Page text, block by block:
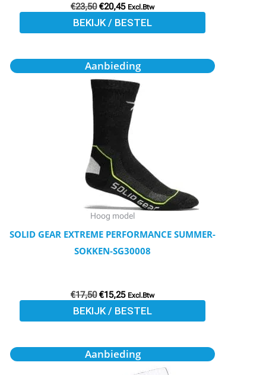
€23,50 €20,45 Excl.Btw
BEKIJK / BESTEL
Aanbieding
Hoog model
SOLID GEAR EXTREME PERFORMANCE SUMMER-
SOKKEN-SG30008
€17,50
Oorspronkelijke
prijs
was:
€17,50.
€15,25
Huidige
prijs
is:
€15,25.
Excl.Btw
BEKIJK / BESTEL
Dit
product
heeft
meerdere
variaties.
Deze
optie
kan
gekozen
worden
op
de
Aanbieding
Oorspronkelijke
prijs
Huidige
prijs
Dit